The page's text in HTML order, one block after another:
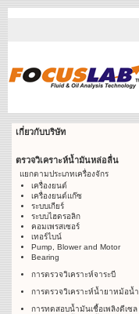
เกี่ยวกับบริษัท
ตรวจวิเคราะห์น้ำมันหล่อลื่น
แยกตามประเภทเครื่องจักร
เครื่องยนต์
เครื่องยนต์แก๊ซ
ระบบเกียร์
ระบบไฮดรอลิก
คอมเพรสเซอร์
เทอร์ไบน์
Pump, Blower and Motor
Bearing
การตรวจวิเคราะห์จาระบี
การตรวจวิเคราะห์น้ำยาหม้อน้ำ
การทดสอบน้ำมันเชื้อเพลิงดีเซล